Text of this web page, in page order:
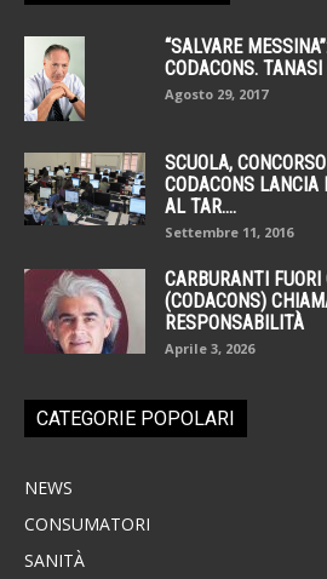
“SALVARE
CODACONS.
Agosto 29, 2017
SCUOLA,
CODACONS LANCIA
AL TAR....
Settembre 11, 2016
CARBURANTI FUORI
(CODACONS)
RESPONSABILITÀ
Aprile 3, 2026
CATEGORIE POPOLARI
NEWS
CONSUMATORI
SANITÀ